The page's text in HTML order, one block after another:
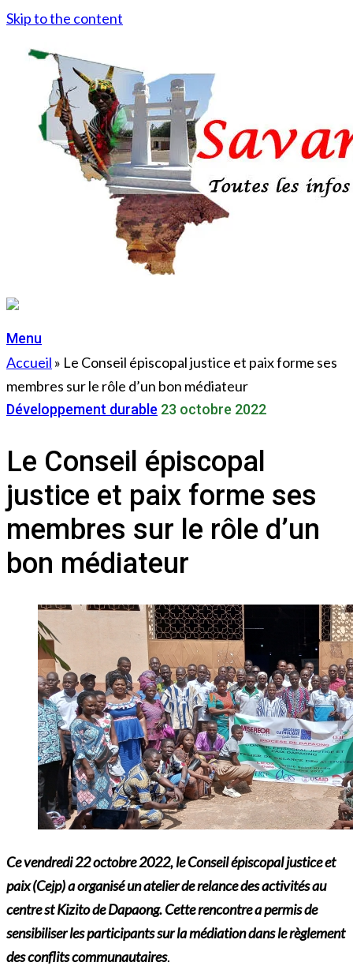
Skip to the content
Menu
Accueil » Le Conseil épiscopal justice et paix forme ses
membres sur le rôle d’un bon médiateur
Développement durable 23 octobre 2022
Le Conseil épiscopal
justice et paix forme ses
membres sur le rôle d’un
bon médiateur
Ce vendredi 22 octobre 2022, le Conseil épiscopal justice et
paix (Cejp) a organisé un atelier de relance des activités au
centre st Kizito de Dapaong. Cette rencontre a permis de
sensibiliser les participants sur la médiation dans le règlement
des conflits communautaires.